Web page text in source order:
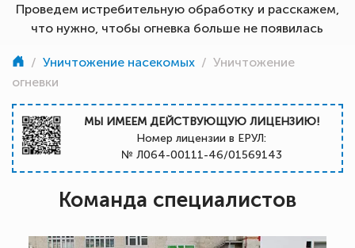
Проведем истребительную обработку и расскажем,
что нужно, чтобы огневка больше не появилась
/ Уничтожение насекомых / Уничтожение
огневки
МЫ ИМЕЕМ ДЕЙСТВУЮЩУЮ ЛИЦЕНЗИЮ!
Номер лицензии в ЕРУЛ:
№ Л064-00111-46/01569143
Команда специалистов